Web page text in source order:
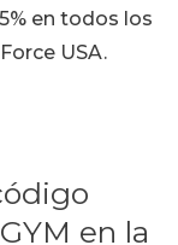
en todos los
USA.
en la